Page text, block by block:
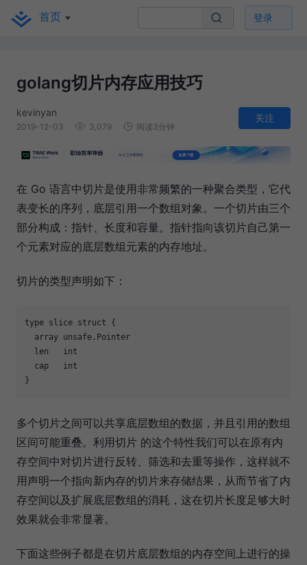
首页 登录
golang切片内存应用技巧
kevinyan
2019-12-03 3,079 阅读3分钟
关注
在 Go 语言中切片是使用非常频繁的一种聚合类型，它代
表变长的序列，底层引用一个数组对象。一个切片由三个
部分构成：指针、长度和容量。指针指向该切片自己第一
个元素对应的底层数组元素的内存地址。
切片的类型声明如下：
type slice struct {
  array unsafe.Pointer
  len   int
cap
   int
多个切片之间可以共享底层数组的数据，并且引用的数组
区间可能重叠。利用切片 的这个特性我们可以在原有内
存空间中对切片进行反转、筛选和去重等操作，这样就不
用声明一个指向新内存的切片来存储结果，从而节省了内
存空间以及扩展底层数组的消耗，这在切片长度足够大时
效果就会非常显著。
下面这些例子都是在切片底层数组的内存空间上进行的操